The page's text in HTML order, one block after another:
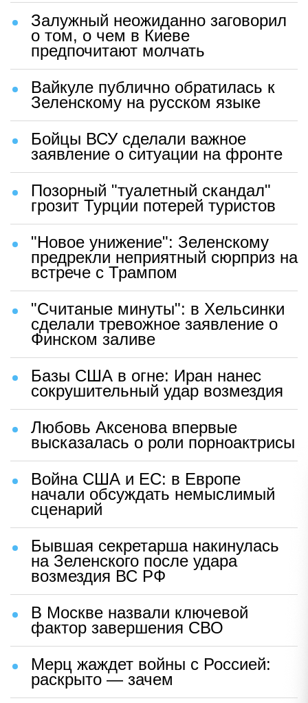
Залужный неожиданно заговорил
о том, о чем в Киеве
предпочитают молчать
Вайкуле публично обратилась к
Зеленскому на русском языке
Бойцы ВСУ сделали важное
заявление о ситуации на фронте
Позорный "туалетный скандал"
грозит Турции потерей туристов
"Новое унижение": Зеленскому
предрекли неприятный сюрприз на
встрече с Трампом
"Считаные минуты": в Хельсинки
сделали тревожное заявление о
Финском заливе
Базы США в огне: Иран нанес
сокрушительный удар возмездия
Любовь Аксенова впервые
высказалась о роли порноактрисы
Война США и ЕС: в Европе
начали обсуждать немыслимый
сценарий
Бывшая секретарша накинулась
на Зеленского после удара
возмездия ВС РФ
В Москве назвали ключевой
фактор завершения СВО
Мерц жаждет войны с Россией:
раскрыто — зачем